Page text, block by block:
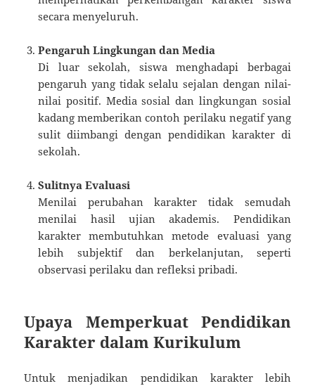
secara menyeluruh.
Pengaruh Lingkungan dan Media
Di luar sekolah, siswa menghadapi berbagai
pengaruh yang tidak selalu sejalan dengan nilai-
nilai positif. Media sosial dan lingkungan sosial
kadang memberikan contoh perilaku negatif yang
sulit diimbangi dengan pendidikan karakter di
sekolah.
Sulitnya Evaluasi
Menilai perubahan karakter tidak semudah
menilai hasil ujian akademis. Pendidikan
karakter membutuhkan metode evaluasi yang
lebih subjektif dan berkelanjutan, seperti
observasi perilaku dan refleksi pribadi.
Upaya Memperkuat Pendidikan
Karakter dalam Kurikulum
Untuk menjadikan pendidikan karakter lebih